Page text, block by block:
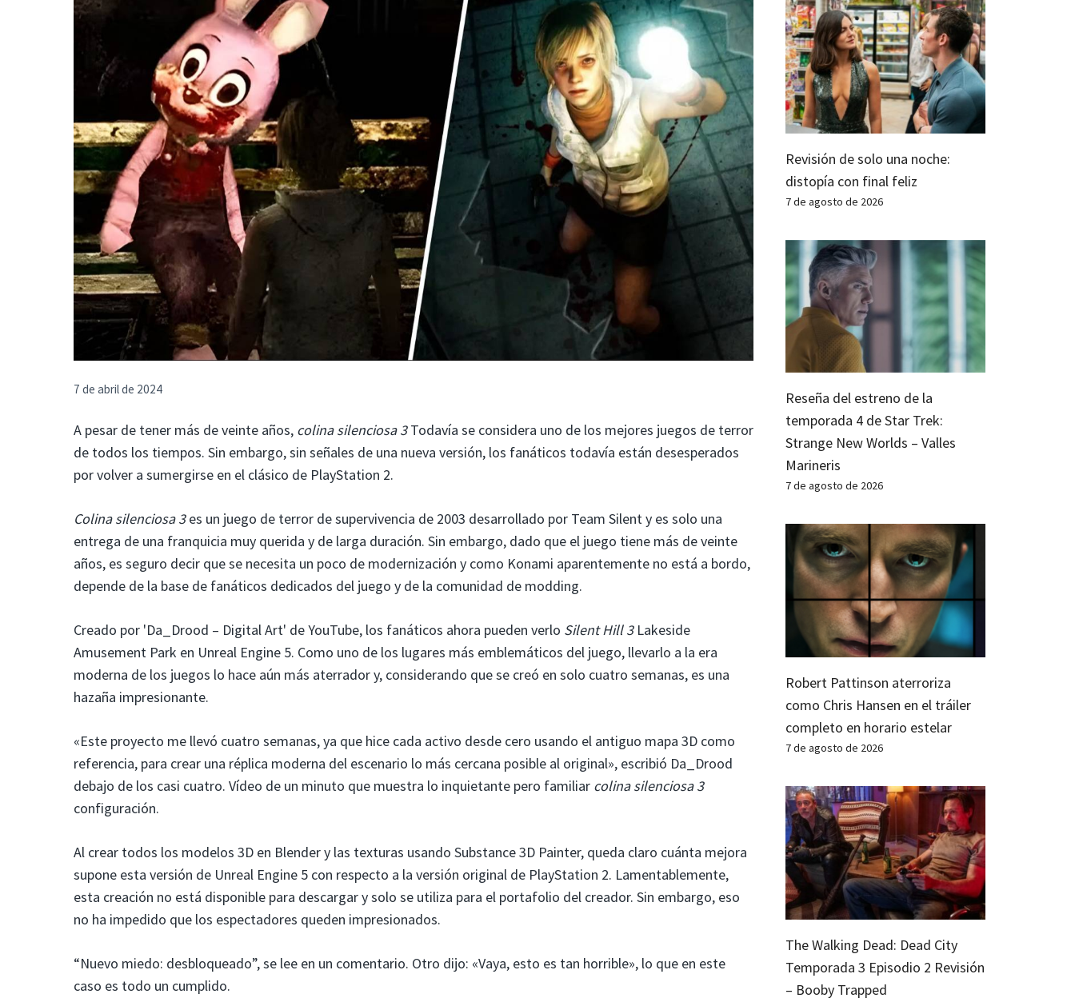
7 de abril de 2024
A pesar de tener más de veinte años, colina silenciosa 3Todavía se considera uno de los mejores juegos de terror
de todos los tiempos. Sin embargo, sin señales de una nueva versión, los fanáticos todavía están desesperados
por volver a sumergirse en el clásico de PlayStation 2.
Colina silenciosa3es un juego de terror de supervivencia de 2003 desarrollado por Team Silent y es solo una
entrega de una franquicia muy querida y de larga duración. Sin embargo, dado que el juego tiene más de veinte
años, es seguro decir que se necesita un poco de modernización y como Konami aparentemente no está a bordo,
depende de la base de fanáticos dedicados del juego y de la comunidad de modding.
Creado por 'Da_Drood – Digital Art' de YouTube, los fanáticos ahora pueden verlo Silent Hill 3 Lakeside
Amusement Park en Unreal Engine 5. Como uno de los lugares más emblemáticos del juego, llevarlo a la era
moderna de los juegos lo hace aún más aterrador y, considerando que se creó en solo cuatro semanas, es una
hazaña impresionante.
«Este proyecto me llevó cuatro semanas, ya que hice cada activo desde cero usando el antiguo mapa 3D como
referencia, para crear una réplica moderna del escenario lo más cercana posible al original», escribió Da_Drood
debajo de los casi cuatro. Vídeo de un minuto que muestra lo inquietante pero familiar colina silenciosa 3
configuración.
Al crear todos los modelos 3D en Blender y las texturas usando Substance 3D Painter, queda claro cuánta mejora
supone esta versión de Unreal Engine 5 con respecto a la versión original de PlayStation 2. Lamentablemente,
esta creación no está disponible para descargar y solo se utiliza para el portafolio del creador. Sin embargo, eso
no ha impedido que los espectadores queden impresionados.
“Nuevo miedo: desbloqueado”, se lee en un comentario. Otro dijo: «Vaya, esto es tan horrible», lo que en este
caso es todo un cumplido.
Revisión de solo una noche:
distopía con final feliz
7 de agosto de 2026
Reseña del estreno de la
temporada 4 de Star Trek:
Strange New Worlds – Valles
Marineris
7 de agosto de 2026
Robert Pattinson aterroriza
como Chris Hansen en el tráiler
completo en horario estelar
7 de agosto de 2026
The Walking Dead: Dead City
Temporada 3 Episodio 2 Revisión
– Booby Trapped